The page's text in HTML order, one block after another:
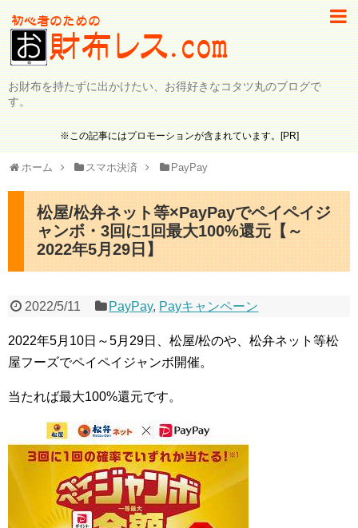
お財布を持たずに出かけたい、お得好きなコタツ丸のブログで
す。
※この記事にはプロモーションが含まれています。[PR]
ホーム スマホ決済 PayPay
松屋/松弁ネット等×PayPayでペイペイジ
ャンボ・3回に1回最大100%還元【～
2022年5月29日】
2022/5/11 PayPay, Payキャンペーン
2022年5月10日～5月29日、松屋/松のや、松弁ネット等松
屋フーズでペイペイジャンボ開催。
当たれば最大100%還元です。